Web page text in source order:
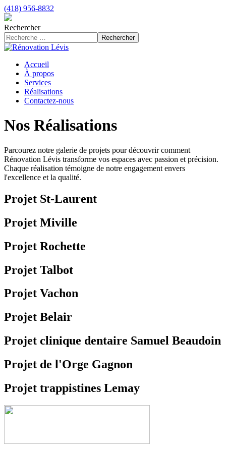
(418) 956-8832
Rechercher
Rechercher
Accueil
À propos
Services
Réalisations
Contactez-nous
Nos Réalisations
Parcourez notre galerie de projets pour découvrir comment
Rénovation Lévis transforme vos espaces avec passion et précision.
Chaque réalisation témoigne de notre engagement envers
l'excellence et la qualité.
Projet St-Laurent
Projet Miville
Projet Rochette
Projet Talbot
Projet Vachon
Projet Belair
Projet clinique dentaire Samuel Beaudoin
Projet de l'Orge Gagnon
Projet trappistines Lemay